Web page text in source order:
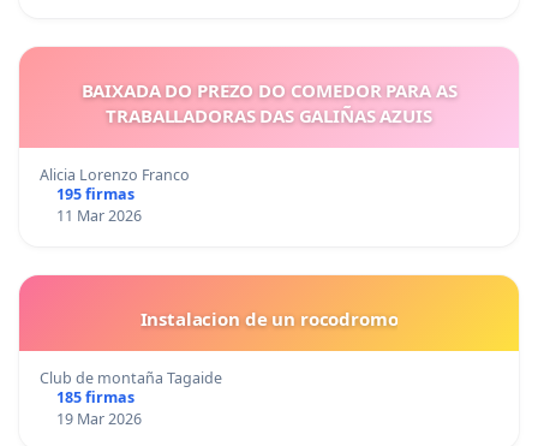
BAIXADA DO PREZO DO COMEDOR PARA AS
TRABALLADORAS DAS GALIÑAS AZUIS
Alicia Lorenzo Franco
195 firmas
11 Mar 2026
Instalacion de un rocodromo
Club de montaña Tagaide
185 firmas
19 Mar 2026